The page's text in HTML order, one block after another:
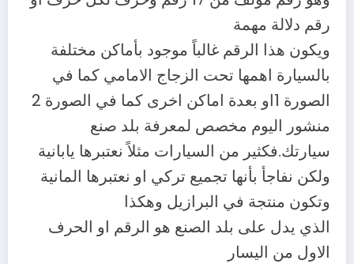
رقم دلالة مهمة
ويكون هذا الرقم غالباً موجود بأماكن مختلفة
بالسيارة اهمها تحت الزجاج الامامي كما في
الصورة 1او بعدة اماكن اخرى كما في الصورة 2
منشور اليوم مخصص لمعرفة بلد صنع
سيارتك.فكثير من السيارات مثلاً نعتبرها يابانية
ولكن نفاجأ بأنها تجميع تركي او نعتبرها المانية
وتكون منتجة في البرازيل وهكذا
الذي يدل على بلد الصنع هو الرقم او الحرف
الاول من اليسار